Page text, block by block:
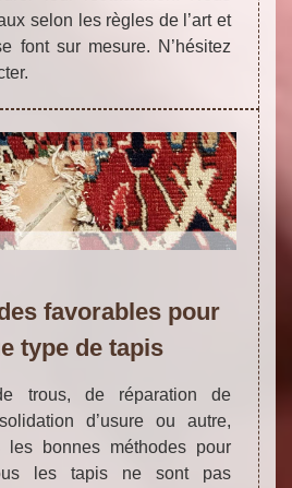
selon les règles de l’art et
font sur mesure. N’hésitez
favorables pour
type de tapis
trous, de réparation de
d’usure ou autre,
les bonnes méthodes pour
les tapis ne sont pas